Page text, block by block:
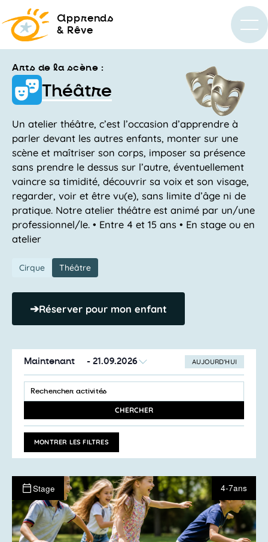
apprends
& Rêve
Arts de la scène :
Théâtre
Un atelier théâtre, c’est l’occasion d’apprendre à
parler devant les autres enfants, monter sur une
scène et maîtriser son corps, imposer sa présence
sans prendre le dessus sur l’autre, éventuellement
vaincre sa timidité, découvrir sa voix et son visage,
regarder, voir et être vu(e), sans limite d’âge ni de
pratique. Notre atelier théâtre est animé par un/une
professionnel/le. • Entre 4 et 15 ans • En stage ou en
atelier
Cirque Théâtre
➔Réserver pour mon enfant
AUJOURD’HUI
Maintenant - 21.09.2026
LA
DATE
Recherche
et
de
vues
Activités
SAISIR
MOT-
ACTIVITÉS
MOT-
CLÉ.
CHERCHER
MONTRER LES FILTRES
Stage 4-7ans